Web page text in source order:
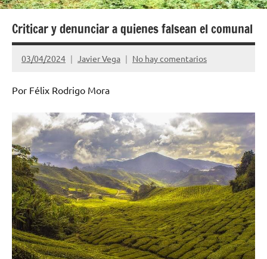
sido,
y
serán.
ABC:
Batzarre,
Criticar y denunciar a quienes falsean el comunal
03/04/2024 Javier Vega No hay comentarios
Por Félix Rodrigo Mora